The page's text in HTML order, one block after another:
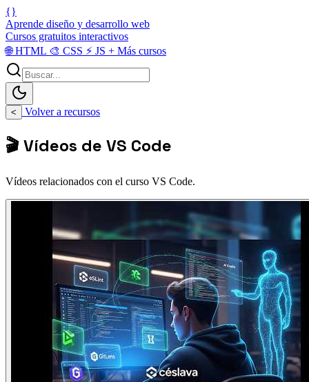
{}
Aprende diseño y desarrollo web
Cursos gratuitos interactivos
🌐HTML 🎨 CSS ⚡ JS + Más cursos
< Volver a recursos
🎬 Vídeos de VS Code
Vídeos relacionados con el curso VS Code.